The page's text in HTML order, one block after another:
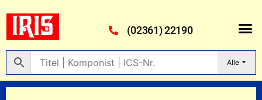
(02361) 22190
Alle